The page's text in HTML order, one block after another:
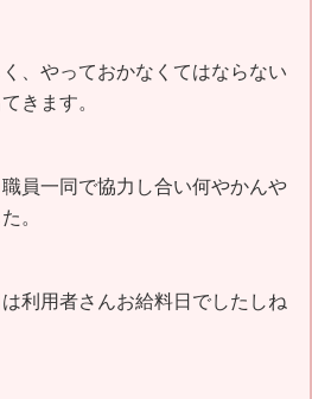
、やっておかなくてはならない
きます。
員一同で協力し合い何やかんや
。
利用者さんお給料日でしたしね